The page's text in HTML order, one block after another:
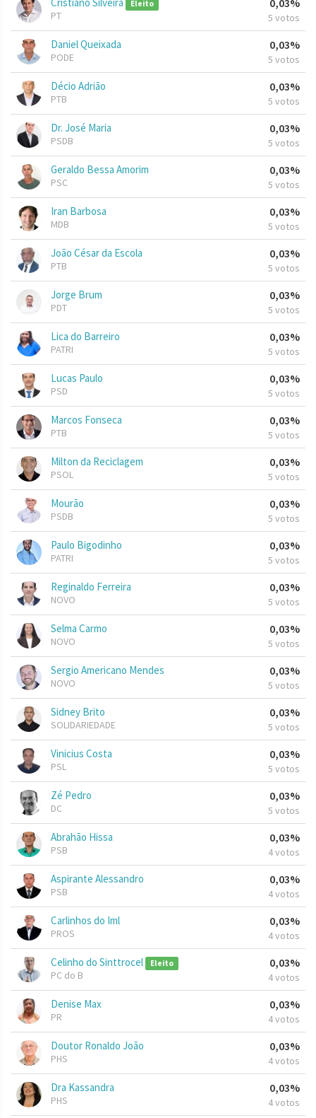
Eleito
PT
0,03%
5 votos
Daniel Queixada
PODE
0,03%
5 votos
Décio Adrião
PTB
0,03%
5 votos
Dr. José Maria
PSDB
0,03%
5 votos
Geraldo Bessa Amorim
PSC
0,03%
5 votos
Iran Barbosa
MDB
0,03%
5 votos
João César da Escola
PTB
0,03%
5 votos
Jorge Brum
PDT
0,03%
5 votos
Lica do Barreiro
PATRI
0,03%
5 votos
Lucas Paulo
PSD
0,03%
5 votos
Marcos Fonseca
PTB
0,03%
5 votos
Milton da Reciclagem
PSOL
0,03%
5 votos
Mourão
PSDB
0,03%
5 votos
Paulo Bigodinho
PATRI
0,03%
5 votos
Reginaldo Ferreira
NOVO
0,03%
5 votos
Selma Carmo
NOVO
0,03%
5 votos
Sergio Americano Mendes
NOVO
0,03%
5 votos
Sidney Brito
SOLIDARIEDADE
0,03%
5 votos
Vinicius Costa
PSL
0,03%
5 votos
Zé Pedro
DC
0,03%
5 votos
Abrahão Hissa
PSB
0,03%
4 votos
Aspirante Alessandro
PSB
0,03%
4 votos
Carlinhos do Iml
PROS
0,03%
4 votos
Celinho do Sinttrocel Eleito
PC do B
0,03%
4 votos
Denise Max
PR
0,03%
4 votos
Doutor Ronaldo João
PHS
0,03%
4 votos
Dra Kassandra
PHS
0,03%
4 votos